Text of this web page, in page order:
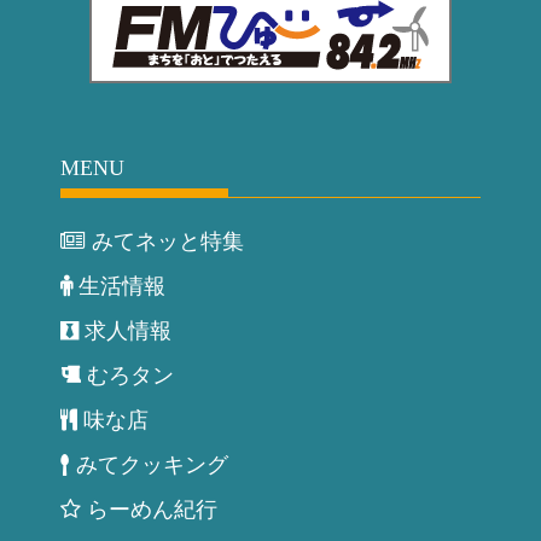
MENU
みてネッと特集
生活情報
求人情報
むろタン
味な店
みてクッキング
らーめん紀行